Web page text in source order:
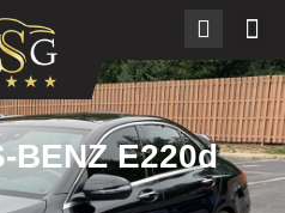
BENZ E220d